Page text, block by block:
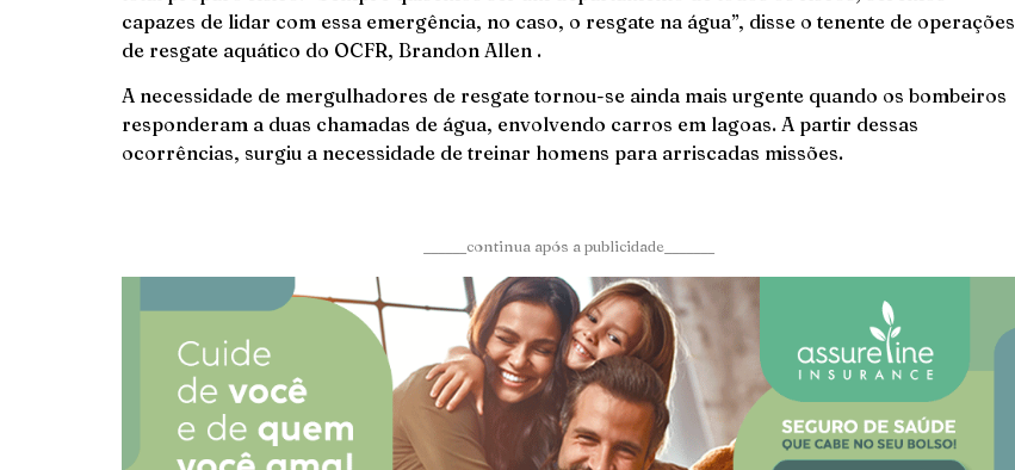
capazes de lidar com essa emergência, no caso, o resgate na água”, disse o tenente de operações
de resgate aquático do OCFR, Brandon Allen .
A necessidade de mergulhadores de resgate tornou-se ainda mais urgente quando os bombeiros
responderam a duas chamadas de água, envolvendo carros em lagoas. A partir dessas
ocorrências, surgiu a necessidade de treinar homens para arriscadas missões.
______continua após a publicidade_______